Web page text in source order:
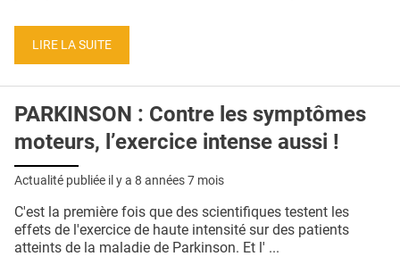
LIRE LA SUITE
PARKINSON : Contre les symptômes
moteurs, l’exercice intense aussi !
Actualité publiée il y a 8 années 7 mois
C'est la première fois que des scientifiques testent les
effets de l'exercice de haute intensité sur des patients
atteints de la maladie de Parkinson. Et l' ...